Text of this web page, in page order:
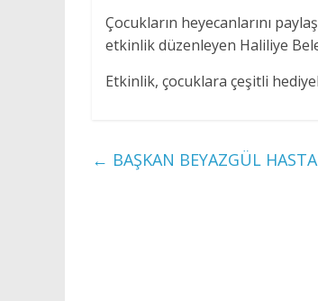
Çocukların heyecanlarını
etkinlik düzenleyen Haliliye
Etkinlik, çocuklara çeşitli
← BAŞKAN BEYAZGÜL